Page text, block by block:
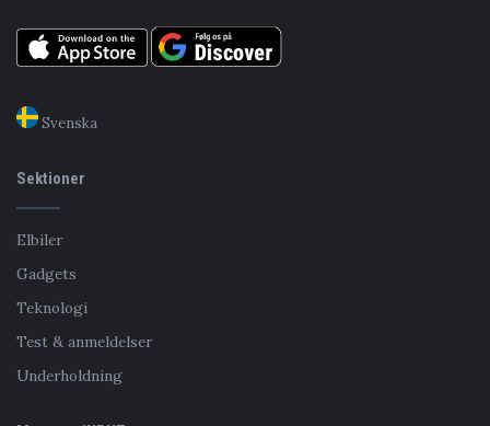
Svenska
Sektioner
Elbiler
Gadgets
Teknologi
Test & anmeldelser
Underholdning